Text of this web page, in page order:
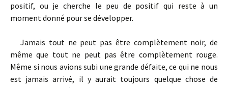
positif, ou je cherche le peu de positif qui reste à un
moment donné pour se développer.
Jamais tout ne peut pas être complètement noir, de
même que tout ne peut pas être complètement rouge.
Même si nous avions subi une grande défaite, ce qui ne nous
est jamais arrivé, il y aurait toujours quelque chose de